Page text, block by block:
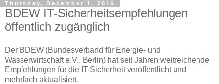
Thursday, December 1, 2016
BDEW IT-Sicherheitsempfehlungen
öffentlich zugänglich
Der BDEW (Bundesverband für Energie- und
Wasserwirtschaft e.V., Berlin) hat seit Jahren weitreichende
Empfehlungen für die IT-Sicherheit veröffentlicht und
mehrfach aktualisiert.